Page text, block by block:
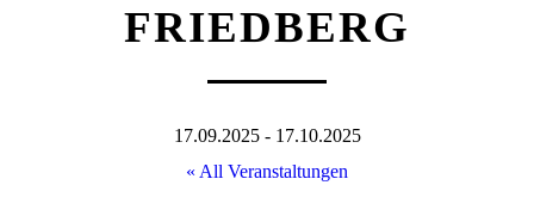
FRIEDBERG
17.09.2025- 17.10.2025
« All Veranstaltungen